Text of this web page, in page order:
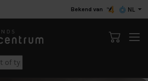
Bekend van NL